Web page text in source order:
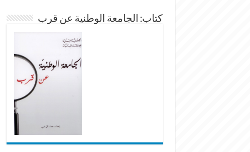
كتاب: الجامعة الوطنية عن قرب